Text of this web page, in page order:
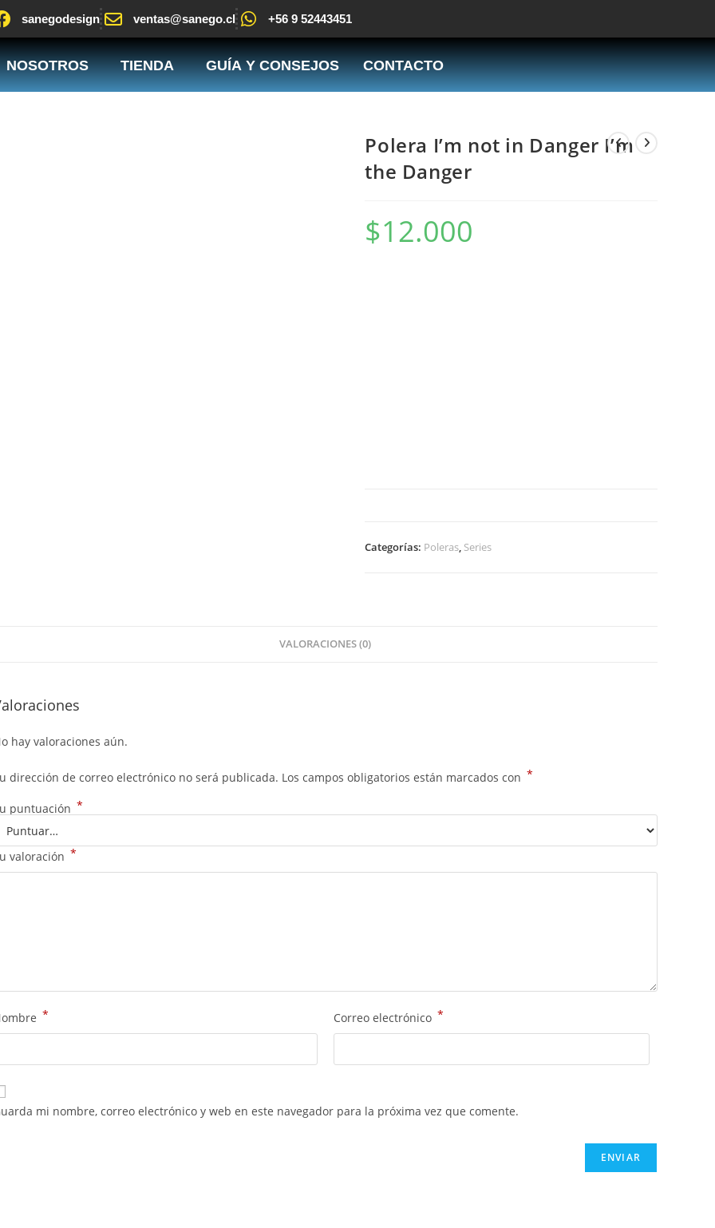
sanegodesign ventas@sanego.cl +56 9 52443451
NOSOTROS TIENDA GUÍA Y CONSEJOS CONTACTO
Polera I’m not in Danger I’m
the Danger
$12.000
Categorías: Poleras, Series
VALORACIONES (0)
hay valoraciones aún.
dirección de correo electrónico no será publicada. Los campos obligatorios están marcados con *
puntuación *
valoración *
* Correo electrónico *
mi nombre, correo electrónico y web en este navegador para la próxima vez que comente.